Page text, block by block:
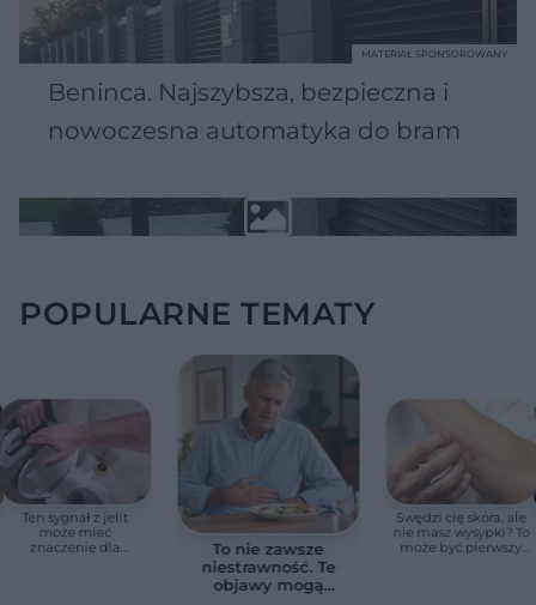
Beninca. Najszybsza, bezpieczna i
nowoczesna automatyka do bram
MATERIAŁ SPONSOROWANY
POPULARNE TEMATY
Ten sygnał z jelit
może mieć
znaczenie dla
To nie zawsze
niestrawność. Te
objawy mogą
Swędzi cię skóra, ale
nie masz wysypki? To
może być pierwszy